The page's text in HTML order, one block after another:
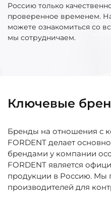
Россию только
проверенное временем.
можете ознакомиться со
мы сотрудничаем.
Ключевые
Бренды на отношения с
FORDENT делает
брендами у компании
FORDENT является
продукции в Россию. Мы
производителей для